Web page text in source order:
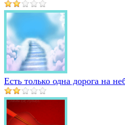
Есть только одна дорога на